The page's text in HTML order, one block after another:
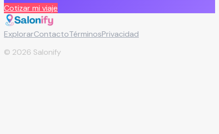
Cotizar mi viaje
ExplorarContactoTérminosPrivacidad
© 2026 Salonify